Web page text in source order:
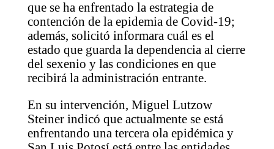
que se ha enfrentado la estrategia de
contención de la epidemia de Covid-19;
además, solicitó informara cuál es el
estado que guarda la dependencia al cierre
del sexenio y las condiciones en que
recibirá la administración entrante.
En su intervención, Miguel Lutzow
Steiner indicó que actualmente se está
enfrentando una tercera ola epidémica y